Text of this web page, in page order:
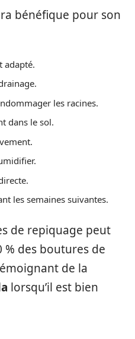
bénéfique pour son
adapté.
les racines.
dans le sol.
les semaines suivantes.
de repiquage peut
% des boutures de
de la
lorsqu’il est bien